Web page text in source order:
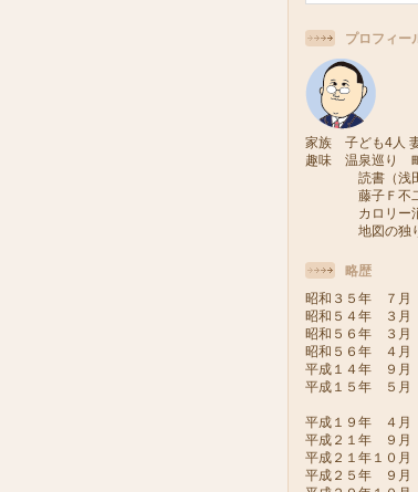
プロフィー
家族 子ども4人
趣味 温泉巡り
読書（浅田
藤子Ｆ不二
カロリー消
地図の独り
略歴
昭和３５年 ７
昭和５４年 ３
昭和５６年 ３
昭和５６年 ４
平成１４年 ９
平成１５年 ５
平成１９年 ４
平成２１年 ９
平成２１年１０
平成２５年 ９